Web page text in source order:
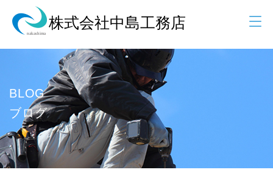
BLOG
ブログ